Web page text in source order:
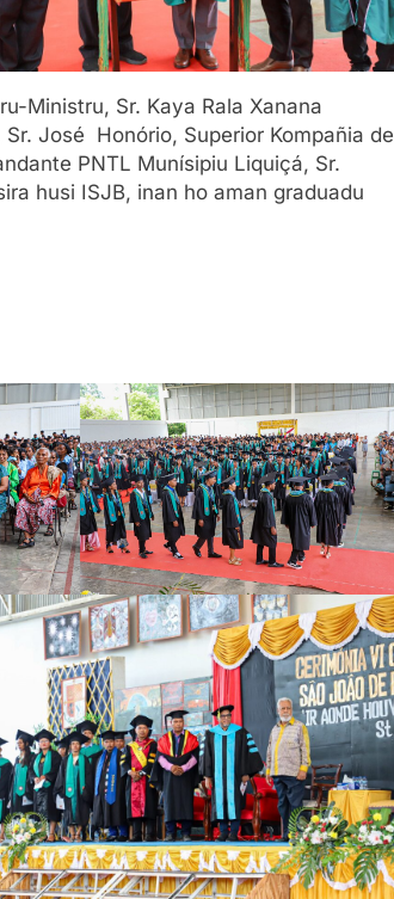
Ministru, Sr. Kaya Rala Xanana
José Honório, Superior Kompañia de
PNTL Munísipiu Liquiçá, Sr.
husi ISJB, inan ho aman graduadu